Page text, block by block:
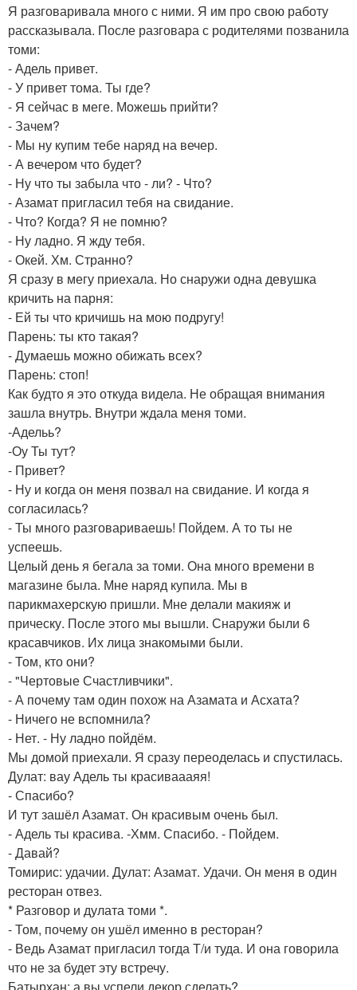
Я разговаривала много с ними. Я им про свою работу
рассказывала. После разговара с родителями позванила
томи:
- Адель привет.
- У привет тома. Ты где?
- Я сейчас в меге. Можешь прийти?
- Зачем?
- Мы ну купим тебе наряд на вечер.
- А вечером что будет?
- Ну что ты забыла что - ли? - Что?
- Азамат пригласил тебя на свидание.
- Что? Когда? Я не помню?
- Ну ладно. Я жду тебя.
- Окей. Хм. Странно?
Я сразу в мегу приехала. Но снаружи одна девушка
кричить на парня:
- Ей ты что кричишь на мою подругу!
Парень: ты кто такая?
- Думаешь можно обижать всех?
Парень: стоп!
Как будто я это откуда видела. Не обращая внимания
зашла внутрь. Внутри ждала меня томи.
-Адельь?
-Оу Ты тут?
- Привет?
- Ну и когда он меня позвал на свидание. И когда я
согласилась?
- Ты много разговариваешь! Пойдем. А то ты не
успеешь.
Целый день я бегала за томи. Она много времени в
магазине была. Мне наряд купила. Мы в
парикмахерскую пришли. Мне делали макияж и
прическу. После этого мы вышли. Снаружи были 6
красавчиков. Их лица знакомыми были.
- Том, кто они?
- "Чертовые Счастливчики".
- А почему там один похож на Азамата и Асхата?
- Ничего не вспомнила?
- Нет. - Ну ладно пойдём.
Мы домой приехали. Я сразу переоделась и спустилась.
Дулат: вау Адель ты красиваааяя!
- Спасибо?
И тут зашёл Азамат. Он красивым очень был.
- Адель ты красива. -Хмм. Спасибо. - Пойдем.
- Давай?
Томирис: удачии. Дулат: Азамат. Удачи. Он меня в один
ресторан отвез.
* Разговор и дулата томи *.
- Том, почему он ушёл именно в ресторан?
- Ведь Азамат пригласил тогда Т/и туда. И она говорила
что не за будет эту встречу.
Батырхан: а вы успели декор сделать?